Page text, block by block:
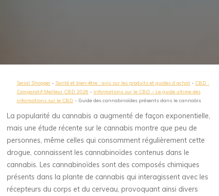
Serial Shopper - Santé et bien-être : avis sur les produits et guides d’achat - CBD :
Comparatif Meilleur CBD 2026 - Informations sur le CBD – Le guide ultime des
informations sur le CBD - Guide des cannabinoïdes présents dans le cannabis
La popularité du cannabis a augmenté de façon exponentielle,
mais une étude récente sur le cannabis montre que peu de
personnes, même celles qui consomment régulièrement cette
drogue, connaissent les cannabinoïdes contenus dans le
cannabis. Les cannabinoïdes sont des composés chimiques
présents dans la plante de cannabis qui interagissent avec les
récepteurs du corps et du cerveau, provoquant ainsi divers